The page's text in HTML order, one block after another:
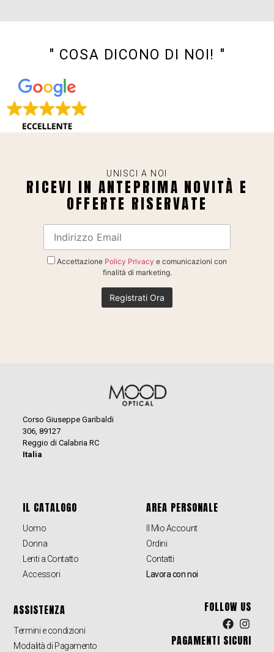
" COSA DICONO DI NOI! "
UNISCI A NOI
RICEVI IN ANTEPRIMA NOVITÀ E
OFFERTE RISERVATE
Accettazione Policy Privacy e comunicazioni con
finalità di marketing.
Corso Giuseppe Garibaldi
306, 89127
Reggio di Calabria RC
Italia
IL CATALOGO
Uomo
Donna
Lenti a Contatto
Accessori
AREA PERSONALE
Il Mio Account
Ordini
Contatti
Lavora con noi
ASSISTENZA
Termini e condizioni
Modalità di Pagamento
FOLLOW US
PAGAMENTI SICURI